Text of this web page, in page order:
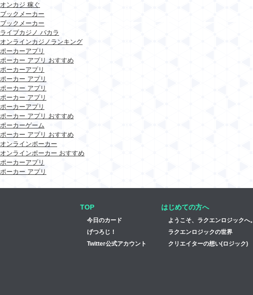
オンカジ 稼ぐ
ブックメーカー
ブックメーカー
ライブカジノ バカラ
オンラインカジノランキング
ポーカーアプリ
ポーカー アプリ おすすめ
ポーカーアプリ
ポーカー アプリ
ポーカー アプリ
ポーカー アプリ
ポーカーアプリ
ポーカー アプリ おすすめ
ポーカーゲーム
ポーカー アプリ おすすめ
オンラインポーカー
オンラインポーカー おすすめ
ポーカーアプリ
ポーカー アプリ
TOP
今日のカード
げつろじ！
Twitter公式アカウント
はじめての方へ
ようこそ、ラクエンロジックへ。
ラクエンロジックの世界
クリエイターの想い(ロジック)